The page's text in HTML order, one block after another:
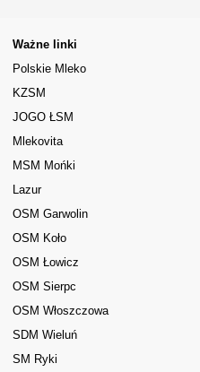
Ważne linki
Polskie Mleko
KZSM
JOGO ŁSM
Mlekovita
MSM Mońki
Lazur
OSM Garwolin
OSM Koło
OSM Łowicz
OSM Sierpc
OSM Włoszczowa
SDM Wieluń
SM Ryki